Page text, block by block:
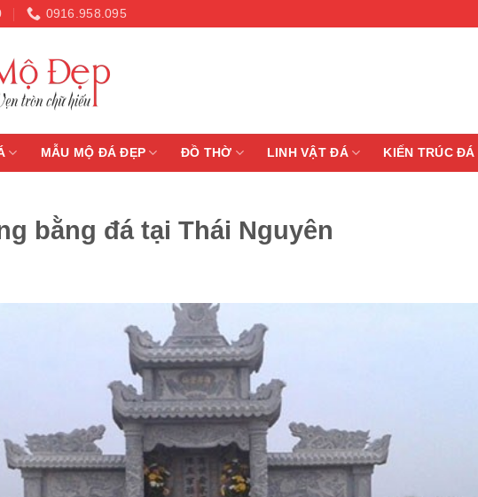
0916.958.095
MẪU MỘ ĐÁ ĐẸP ĐỒ THỜ LINH VẬT ĐÁ KIẾN TRÚC ĐÁ
bằng đá tại Thái Nguyên